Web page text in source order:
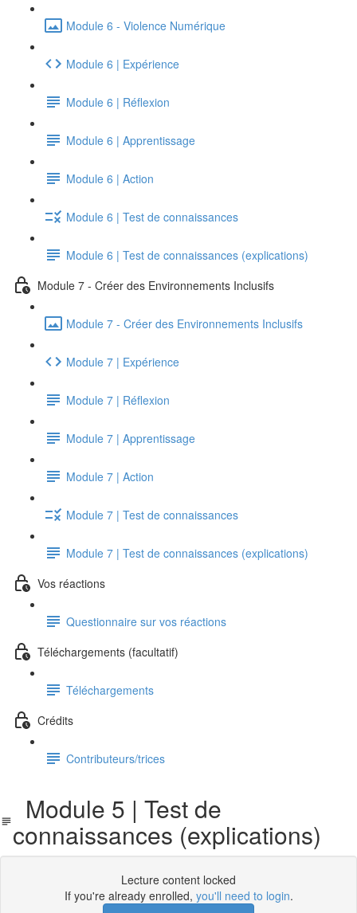
Module 6 - Violence Numérique
Module 6 | Expérience
Module 6 | Réflexion
Module 6 | Apprentissage
Module 6 | Action
Module 6 | Test de connaissances
Module 6 | Test de connaissances (explications)
Module 7 - Créer des Environnements Inclusifs
Module 7 - Créer des Environnements Inclusifs
Module 7 | Expérience
Module 7 | Réflexion
Module 7 | Apprentissage
Module 7 | Action
Module 7 | Test de connaissances
Module 7 | Test de connaissances (explications)
Vos réactions
Questionnaire sur vos réactions
Téléchargements (facultatif)
Téléchargements
Crédits
Contributeurs/trices
Module 5 | Test de
connaissances (explications)
Lecture content locked
If you're already enrolled, you'll need to login.